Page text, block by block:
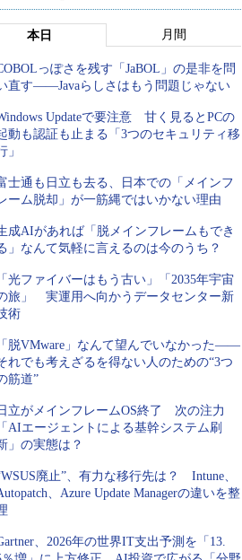
本日 月間
っぽさを残す「JaBOL」の是非を問
直す――Javaらしさはもう問題じゃない
Updateで要注意 甘く見るとPCの
動も認証も止まる「3つのセキュリティ移
」
士通も日立も去る、日本での「メインフ
ーム脱却」が一筋縄ではいかない理由
成AIがあれば「脱メインフレームもでき
」なんて気軽に言えるのは今のうち？
「光ファイバーはもう古い」「2035年宇宙
旅」 実運用へ向かうデータセンター新
術
「脱VMware」なんて望んでいなかった――
れでも考えざるを得ない人のための“3つ
筋道”
立がメインフレームOS終了 次の注力
「AIエージェントによる基幹システム刷
」の実態は？
廃止”、有力な移行先は？ Intune、
、Azure Update Managerの違いを整
、2026年の世界IT支出予測を「13.